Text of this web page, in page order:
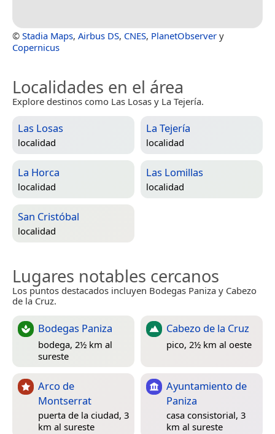
© Stadia Maps, Airbus DS, CNES, PlanetObserver y
Copernicus
Localidades en el área
Explore destinos como Las Losas y La Tejería.
Las Losas
localidad
La Tejería
localidad
La Horca
localidad
Las Lomillas
localidad
San Cristóbal
localidad
Lugares notables cercanos
Los puntos destacados incluyen Bodegas Paniza y Cabezo
de la Cruz.
Bodegas Paniza
bodega, 2½ km al
sureste
Cabezo de la Cruz
pico, 2½ km al oeste
Arco de
Montserrat
puerta de la ciudad, 3
km al sureste
Ayuntamiento de
Paniza
casa consistorial, 3
km al sureste